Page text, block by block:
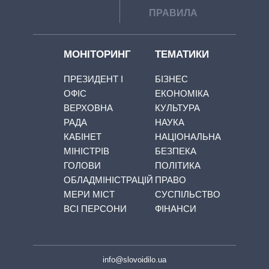
ПРАВИЛА
МОНІТОРИНГ
ПРЕЗИДЕНТ І
ОФІС
ВЕРХОВНА
РАДА
КАБІНЕТ
МІНІСТРІВ
ГОЛОВИ
ОБЛАДМІНІСТРАЦІЙ
МЕРИ МІСТ
ВСІ ПЕРСОНИ
ТЕМАТИКИ
БІЗНЕС
ЕКОНОМІКА
КУЛЬТУРА
НАУКА
НАЦІОНАЛЬНА
БЕЗПЕКА
ПОЛІТИКА
ПРАВО
СУСПІЛЬСТВО
ФІНАНСИ
info@slovoidilo.ua